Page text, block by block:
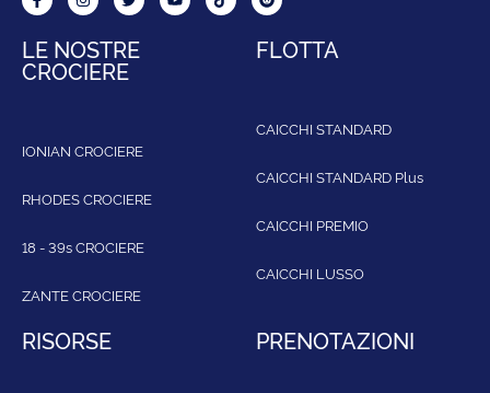
LE NOSTRE
CROCIERE
IONIAN CROCIERE
RHODES CROCIERE
18 - 39s CROCIERE
ZANTE CROCIERE
FLOTTA
CAICCHI STANDARD
CAICCHI STANDARD Plus
CAICCHI PREMIO
CAICCHI LUSSO
RISORSE PRENOTAZIONI